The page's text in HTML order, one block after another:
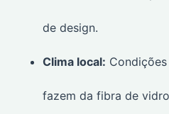
de design.
Clima local:
fazem da fibra de